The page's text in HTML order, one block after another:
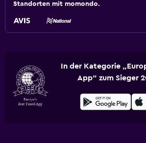
Standorten mit momondo.
In der Kategorie
App“ zum Sieger